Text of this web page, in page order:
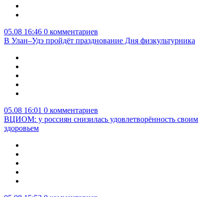
05.08 16:46 0 комментариев
В Улан–Удэ пройдёт празднование Дня физкультурника
05.08 16:01 0 комментариев
ВЦИОМ: у россиян снизилась удовлетворённость своим
здоровьем